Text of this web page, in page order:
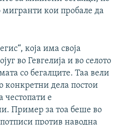
мигранти кои пробале да
која има своја
во Гевгелија и во селото
со бегалците. Таа вели
конкретни дела постои
честопати е
Пример за тоа беше во
против наводна